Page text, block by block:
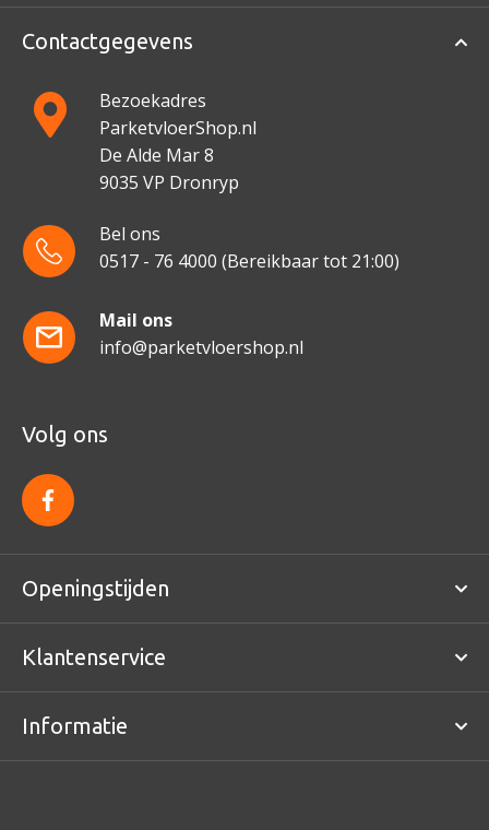
Contactgegevens
Bezoekadres
ParketvloerShop.nl
De Alde Mar 8
9035 VP Dronryp
Bel ons
0517 - 76 4000 (Bereikbaar tot 21:00)
Mail ons
info@parketvloershop.nl
Volg ons
f
a
c
e
o
o
Openingstijden
Klantenservice
Informatie